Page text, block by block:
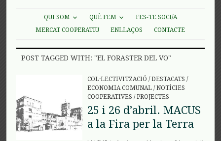
QUI SOM QUÈ FEM
FES-TE SOCI/A
MERCAT COOPERATIU
ENLLAÇOS CONTACTE
POST TAGGED WITH: "EL FORASTER DEL VO"
COL·LECTIVITZACIÓ /DESTACATS /
ECONOMIA COMUNAL/NOTÍCIES
COOPERATIVES /PROJECTES
25 i 26 d’abril. MACUS
a la Fira per la Terra